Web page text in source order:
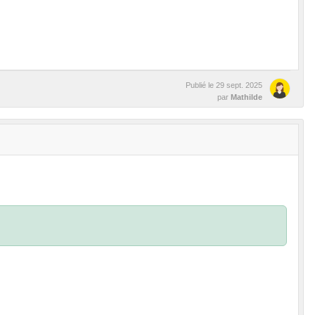
Publié le 29 sept. 2025
par Mathilde